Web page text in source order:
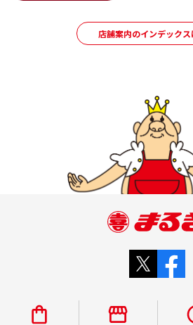
店舗案内のインデックス